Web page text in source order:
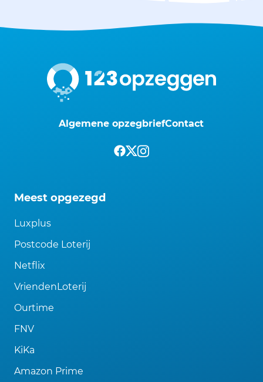
Algemene opzegbriefContact
Meest opgezegd
Luxplus
Postcode Loterij
Netflix
VriendenLoterij
Ourtime
FNV
KiKa
Amazon Prime